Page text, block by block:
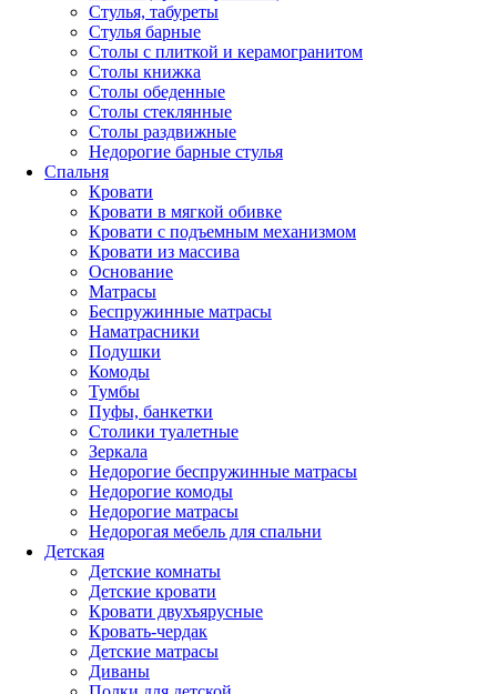
Стулья, табуреты
Стулья барные
Столы с плиткой и керамогранитом
Столы книжка
Столы обеденные
Столы стеклянные
Столы раздвижные
Недорогие барные стулья
Спальня
Кровати
Кровати в мягкой обивке
Кровати с подъемным механизмом
Кровати из массива
Основание
Матрасы
Беспружинные матрасы
Наматрасники
Подушки
Комоды
Тумбы
Пуфы, банкетки
Столики туалетные
Зеркала
Недорогие беспружинные матрасы
Недорогие комоды
Недорогие матрасы
Недорогая мебель для спальни
Детская
Детские комнаты
Детские кровати
Кровати двухъярусные
Кровать-чердак
Детские матрасы
Диваны